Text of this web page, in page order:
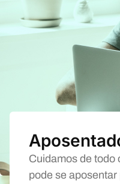
Cuidamos de todo
pode se